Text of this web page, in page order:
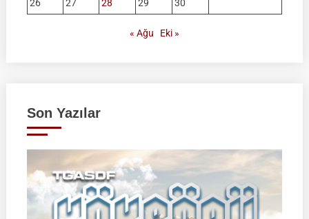
26 27 28 29 30
« Ağu Eki »
Son Yazılar